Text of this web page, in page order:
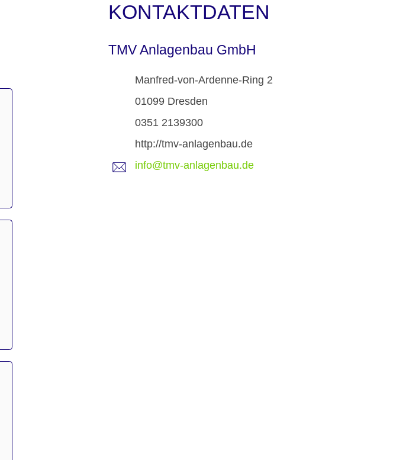
KONTAKTDATEN
TMV Anlagenbau GmbH
Manfred-von-Ardenne-Ring 2
01099 Dresden
0351 2139300
http://tmv-anlagenbau.de
info@tmv-anlagenbau.de